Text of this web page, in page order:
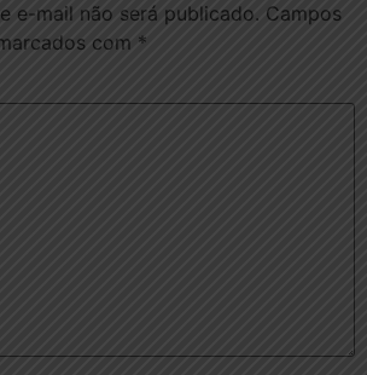
e-mail não será publicado. Campos
com *